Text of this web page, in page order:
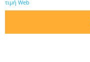
τιμή Web